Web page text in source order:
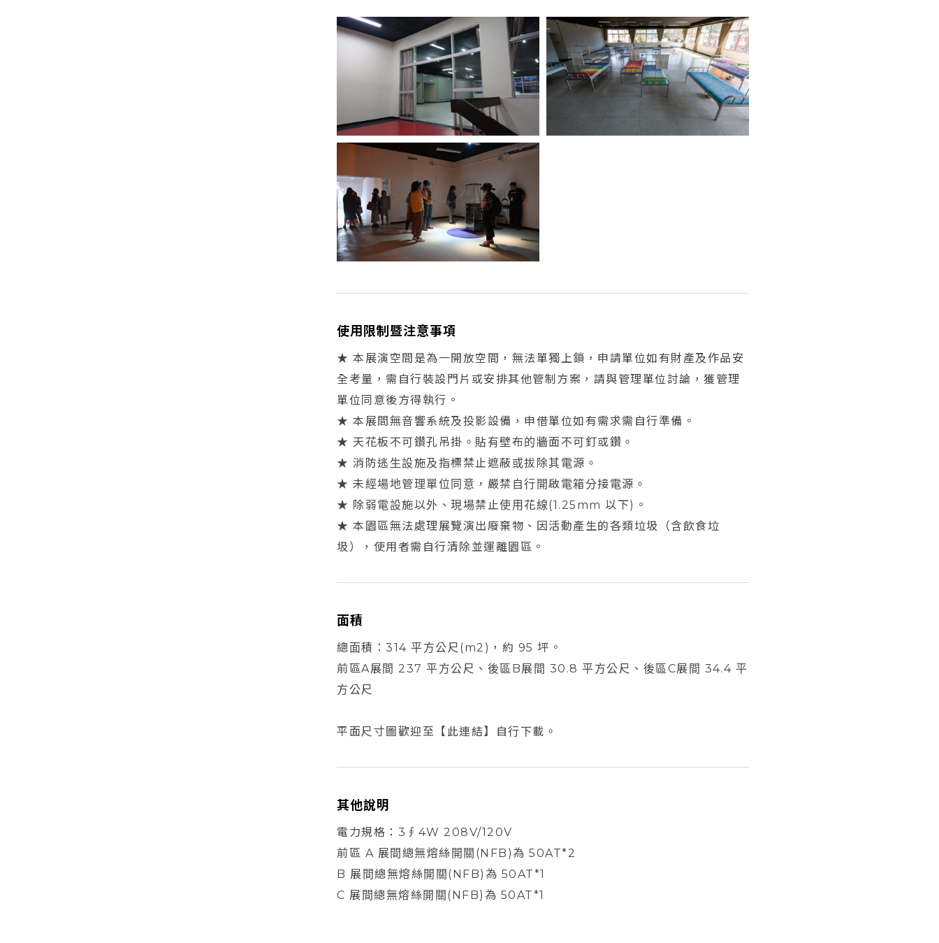
使用限制暨注意事項
★ 本展演空間是為一開放空間，無法單獨上鎖，申請單位如有財產及作品安
全考量，需自行裝設門片或安排其他管制方案，請與管理單位討論，獲管理
單位同意後方得執行。
★ 本展間無音響系統及投影設備，申借單位如有需求需自行準備。
★ 天花板不可鑽孔吊掛。貼有壁布的牆面不可釘或鑽。
★ 消防逃生設施及指標禁止遮蔽或拔除其電源。
★ 未經場地管理單位同意，嚴禁自行開啟電箱分接電源。
★ 除弱電設施以外、現場禁止使用花線(1.25mm 以下)。
★ 本園區無法處理展覽演出廢棄物、因活動產生的各類垃圾（含飲食垃
圾），使用者需自行清除並運離園區。
面積
總面積：314 平方公尺(m2)，約 95 坪。
前區A展間 237 平方公尺、後區B展間 30.8 平方公尺、後區C展間 34.4 平
方公尺
平面尺寸圖歡迎至 【此連結】 自行下載。
其他說明
電力規格：3∮4W 208V/120V
前區 A 展間總無熔絲開關(NFB)為 50AT*2
B 展間總無熔絲開關(NFB)為 50AT*1
C 展間總無熔絲開關(NFB)為 50AT*1